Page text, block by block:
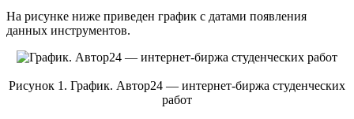
На рисунке ниже приведен график c датами появления
данных инструментов.
Рисунок 1. График. Автор24 — интернет-биржа студенческих
работ